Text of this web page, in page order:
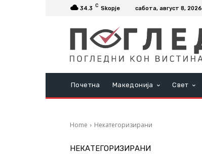
34.3 C Skopje сабота, август 8, 2026
Почетна Македонија Свет
Home Некатегоризирани
НЕКАТЕГОРИЗИРАНИ